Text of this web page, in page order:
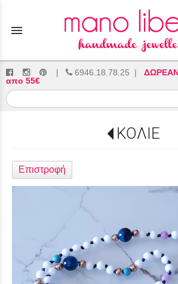
menu
| 6946.18.78.25 | ΔΩΡΕΑΝ
απο 55€
ΚΟΛΙΕ
Επιστροφή